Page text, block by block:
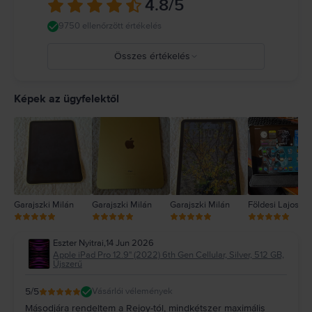
ro/guide/ipad/ipad27098ef5/ipados4.8/5
9750 ellenőrzött értékelés
Összes értékelés
Képek az ügyfelektől
Garajszki Milán Garajszki Milán Garajszki Milán Földesi Lajos
Eszter Nyitrai,14 Jun 2026
Apple iPad Pro 12.9" (2022) 6th Gen Cellular, Silver, 512 GB,
Újszerű
5/5 Vásárlói vélemények
Másodjára rendeltem a Rejoy-tól, mindkétszer maximális